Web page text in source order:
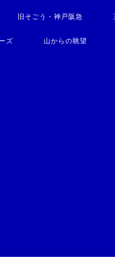
旧そごう・神戸阪急
ズ 山からの眺望